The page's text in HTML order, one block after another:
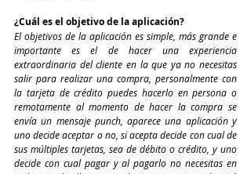
¿Cuál es el objetivo de la aplicación?
El objetivos de la aplicación es simple, más grande e
importante es el de hacer una experiencia
extraordinaria del cliente en la que ya no necesitas
salir para realizar una compra, personalmente con
la tarjeta de crédito puedes hacerlo en persona o
remotamente al momento de hacer la compra se
envía un mensaje punch, aparece una aplicación y
uno decide aceptar o no, si acepta decide con cual de
sus múltiples tarjetas, sea de débito o crédito, y uno
decide con cual pagar y al pagarlo no necesitas en